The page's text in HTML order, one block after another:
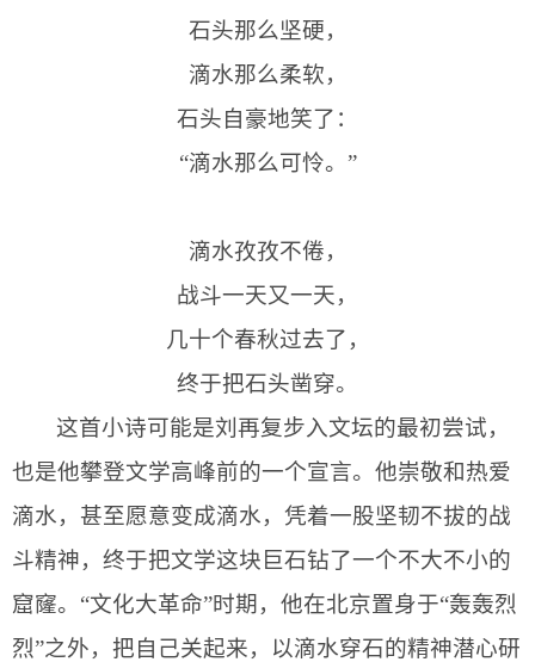
石头那么坚硬，
滴水那么柔软，
石头自豪地笑了：
“滴水那么可怜。”
滴水孜孜不倦，
战斗一天又一天，
几十个春秋过去了，
终于把石头凿穿。
这首小诗可能是刘再复步入文坛的最初尝试，
也是他攀登文学高峰前的一个宣言。他崇敬和热爱
滴水，甚至愿意变成滴水，凭着一股坚韧不拔的战
斗精神，终于把文学这块巨石钻了一个不大不小的
窟窿。“文化大革命”时期，他在北京置身于“轰轰烈
烈”之外，把自己关起来，以滴水穿石的精神潜心研